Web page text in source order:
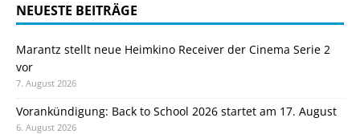
NEUESTE BEITRÄGE
Marantz stellt neue Heimkino Receiver der Cinema Serie 2
vor
7. August 2026
Vorankündigung: Back to School 2026 startet am 17. August
6. August 2026